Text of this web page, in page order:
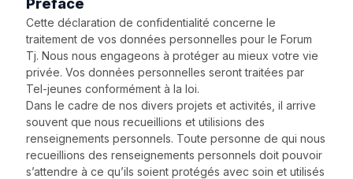
Préface
Cette déclaration de confidentialité concerne le
traitement de vos données personnelles pour le Forum
Tj. Nous nous engageons à protéger au mieux votre vie
privée. Vos données personnelles seront traitées par
Tel-jeunes conformément à la loi.
Dans le cadre de nos divers projets et activités, il arrive
souvent que nous recueillions et utilisions des
renseignements personnels. Toute personne de qui nous
recueillions des renseignements personnels doit pouvoir
s’attendre à ce qu’ils soient protégés avec soin et utilisés